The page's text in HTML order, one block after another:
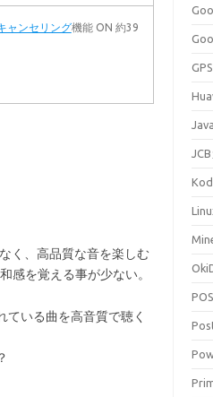
ャンセリング機能 ON 約39
く、高品質な音を楽しむ
感を覚える事が少ない。
ている曲を高音質で聴く